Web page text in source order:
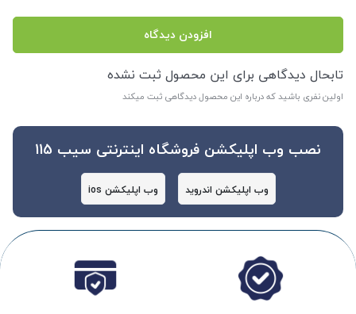
افزودن دیدگاه
تابحال دیدگاهی برای این محصول ثبت نشده
اولین نفری باشید که درباره این محصول دیدگاهی ثبت میکند
نصب وب اپلیکشن فروشگاه اینترنتی سیب 115
وب اپلیکشن اندروید وب اپلیکشن ios